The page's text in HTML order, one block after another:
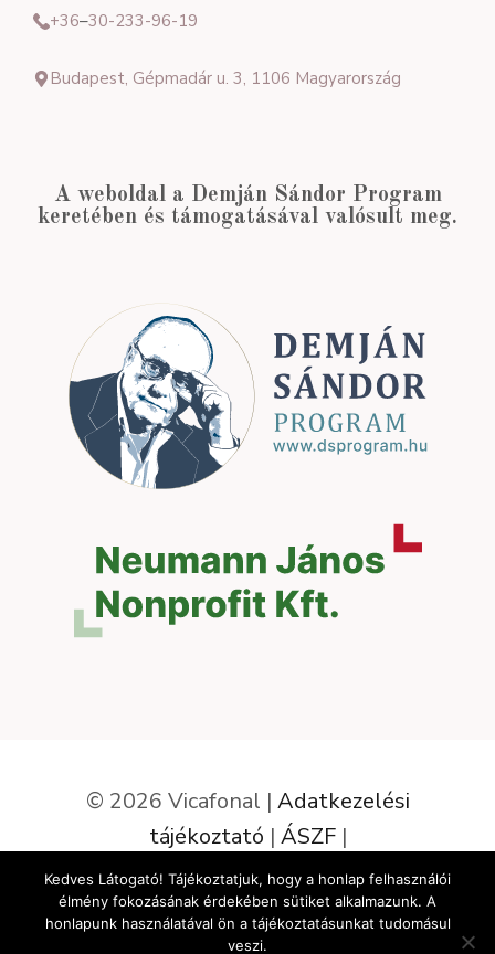
+36–30-233-96-19
Budapest, Gépmadár u. 3, 1106 Magyarország
A weboldal a Demján Sándor Program
keretében és támogatásával valósult meg.
© 2026 Vicafonal | Adatkezelési
tájékoztató | ÁSZF|
Elállás a szerződéstől
Az oldalt készítette:
Kedves Látogató! Tájékoztatjuk, hogy a honlap felhasználói
élmény fokozásának érdekében sütiket alkalmazunk. A
honlapunk használatával ön a tájékoztatásunkat tudomásul
veszi.